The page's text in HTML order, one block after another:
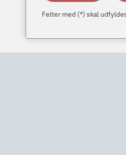
Felter med (*) skal